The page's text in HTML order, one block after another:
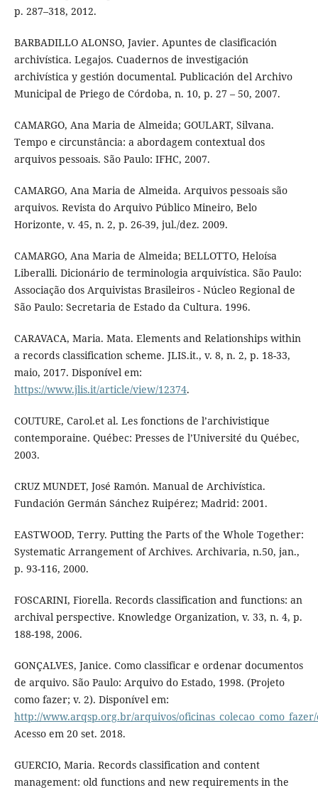
p. 287–318, 2012.
BARBADILLO ALONSO, Javier. Apuntes de clasificación
archivística. Legajos. Cuadernos de investigación
archivística y gestión documental. Publicación del Archivo
Municipal de Priego de Córdoba, n. 10, p. 27 – 50, 2007.
CAMARGO, Ana Maria de Almeida; GOULART, Silvana.
Tempo e circunstância: a abordagem contextual dos
arquivos pessoais. São Paulo: IFHC, 2007.
CAMARGO, Ana Maria de Almeida. Arquivos pessoais são
arquivos. Revista do Arquivo Público Mineiro, Belo
Horizonte, v. 45, n. 2, p. 26-39, jul./dez. 2009.
CAMARGO, Ana Maria de Almeida; BELLOTTO, Heloísa
Liberalli. Dicionário de terminologia arquivística. São Paulo:
Associação dos Arquivistas Brasileiros - Núcleo Regional de
São Paulo: Secretaria de Estado da Cultura. 1996.
CARAVACA, Maria. Mata. Elements and Relationships within
a records classification scheme. JLIS.it., v. 8, n. 2, p. 18-33,
maio, 2017. Disponível em:
https://www.jlis.it/article/view/12374.
COUTURE, Carol.et al. Les fonctions de l’archivistique
contemporaine. Québec: Presses de l’Université du Québec,
2003.
CRUZ MUNDET, José Ramón. Manual de Archivística.
Fundación Germán Sánchez Ruipérez; Madrid: 2001.
EASTWOOD, Terry. Putting the Parts of the Whole Together:
Systematic Arrangement of Archives. Archivaria, n.50, jan.,
p. 93-116, 2000.
FOSCARINI, Fiorella. Records classification and functions: an
archival perspective. Knowledge Organization, v. 33, n. 4, p.
188-198, 2006.
GONÇALVES, Janice. Como classificar e ordenar documentos
de arquivo. São Paulo: Arquivo do Estado, 1998. (Projeto
como fazer; v. 2). Disponível em:
http://www.arqsp.org.br/arquivos/
Acesso em 20 set. 2018.
GUERCIO, Maria. Records classification and content
management: old functions and new requirements in the